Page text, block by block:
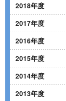
2018年度
2017年度
2016年度
2015年度
2014年度
2013年度